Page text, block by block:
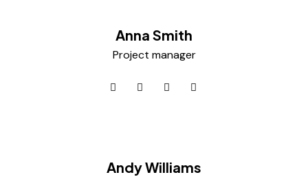
Anna Smith
Project manager
Andy Williams